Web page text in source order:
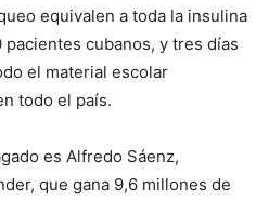
equivalen a toda la insulina
cubanos, y tres días
el material escolar
todo el país.
es Alfredo Sáenz,
que gana 9,6 millones de